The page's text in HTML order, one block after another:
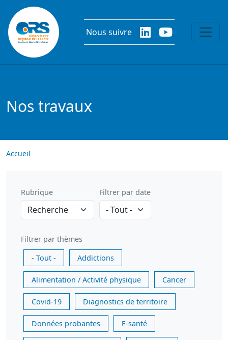
Aller au contenu principal
Nous suivre
Nos travaux
Accueil
Rubrique Filtrer par date
Filtrer par thèmes
- Tout -
Addictions
Alimentation / Activité physique Cancer
Covid-19 Diagnostics de territoire
Données probantes E-santé